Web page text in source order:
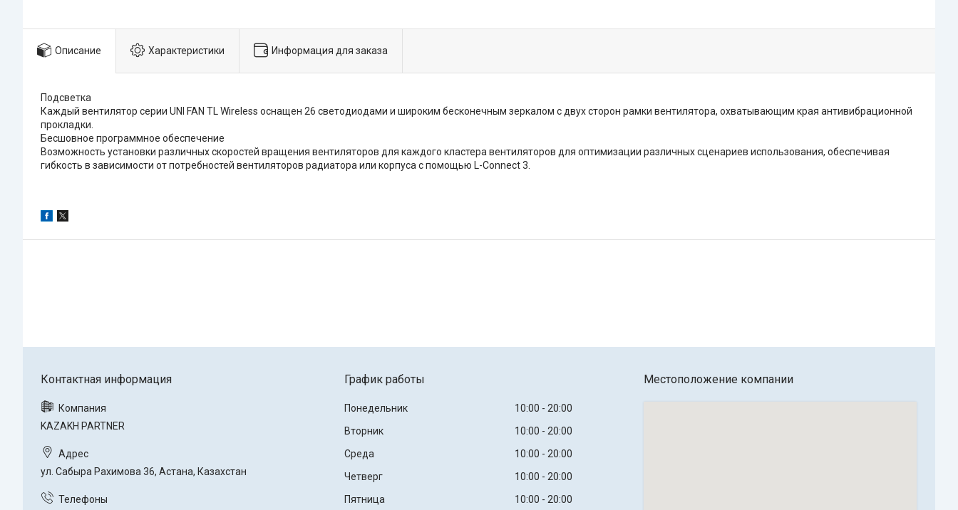
Описание Характеристики Информация для заказа
Подсветка
Каждый вентилятор серии UNI FAN TL Wireless оснащен 26 светодиодами и широким бесконечным зеркалом с двух сторон рамки вентилятора, охватывающим края антивибрационной
прокладки.
Бесшовное программное обеспечение
Возможность установки различных скоростей вращения вентиляторов для каждого кластера вентиляторов для оптимизации различных сценариев использования, обеспечивая
гибкость в зависимости от потребностей вентиляторов радиатора или корпуса с помощью L-Connect 3.
KAZAKH PARTNER
ул. Сабыра Рахимова 36, Астана, Казахстан
График работы
Понедельник 10:00
20:00
Вторник
10:00
20:00
Среда
10:00
20:00
Четверг
10:00
20:00
Пятница
10:00 20:00
Местоположение компании